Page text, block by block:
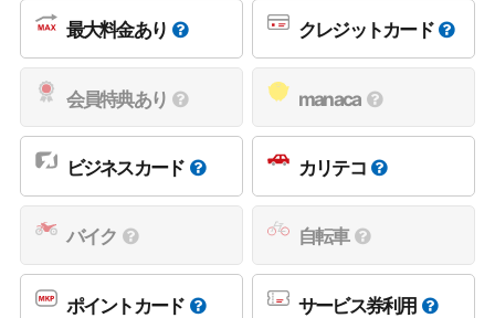
最大料金あり クレジットカード
会員特典あり manaca
ビジネスカード カリテコ
バイク 自転車
ポイントカード サービス券利用